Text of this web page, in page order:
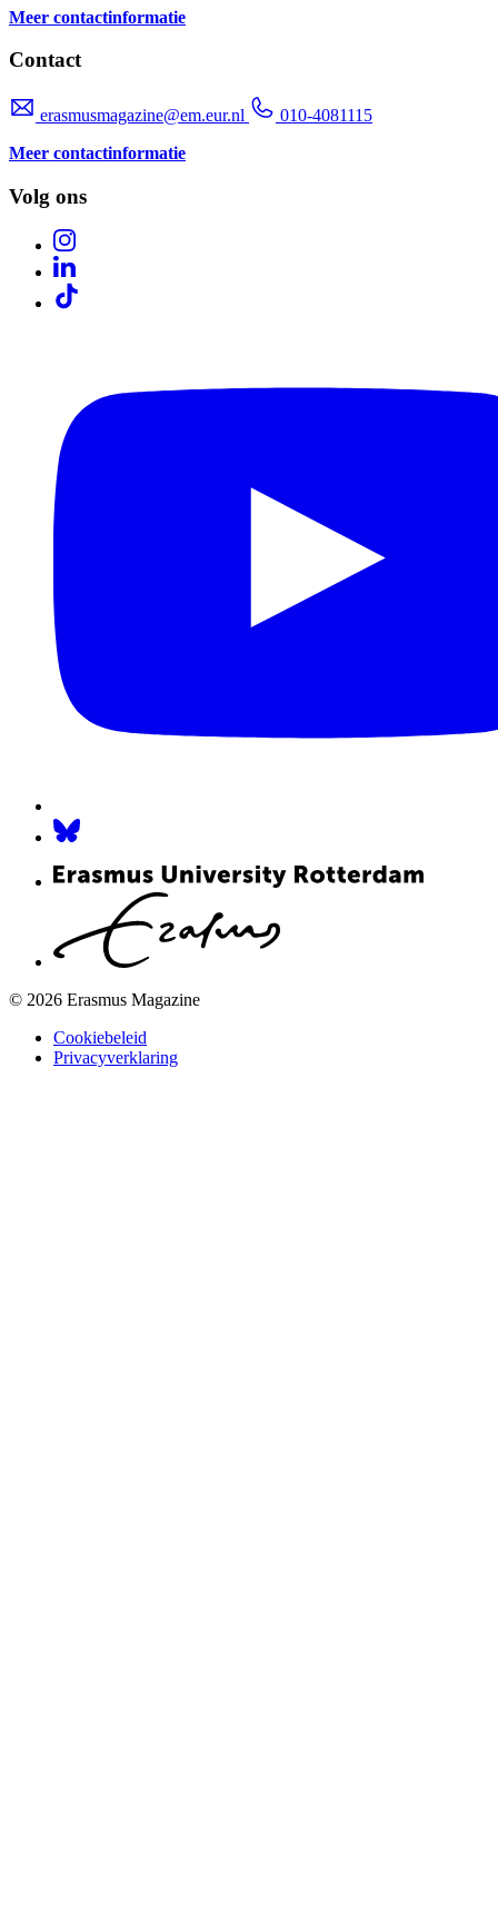
Meer contactinformatie
Contact
erasmusmagazine@em.eur.nl
010-4081115
Meer contactinformatie
Volg ons
© 2026 Erasmus Magazine
Cookiebeleid
Privacyverklaring